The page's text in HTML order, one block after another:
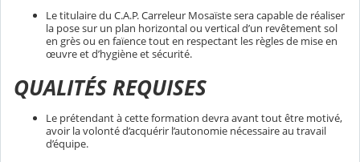
Le titulaire du C.A.P. Carreleur Mosaïste sera capable de réaliser
la pose sur un plan horizontal ou vertical d’un revêtement sol
en grès ou en faïence tout en respectant les règles de mise en
œuvre et d’hygiène et sécurité.
QUALITÉS REQUISES
Le prétendant à cette formation devra avant tout être motivé,
avoir la volonté d’acquérir l’autonomie nécessaire au travail
d’équipe.